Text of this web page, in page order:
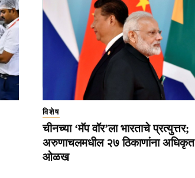
विशेष
चीनच्या ‘मॅप वॉर’ला भारताचे प्रत्युत्तर;
अरुणाचलमधील २७ ठिकाणांना अधिकृत
ओळख